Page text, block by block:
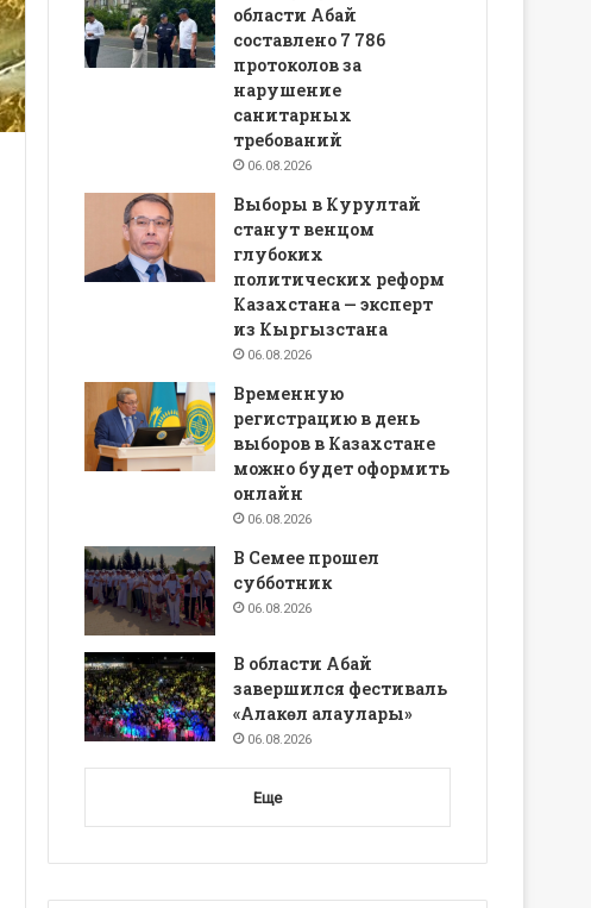
области Абай
составлено 7 786
протоколов за
нарушение
санитарных
требований
06.08.2026
Выборы в Курултай
станут венцом
глубоких
политических реформ
Казахстана — эксперт
из Кыргызстана
06.08.2026
Временную
регистрацию в день
выборов в Казахстане
можно будет оформить
онлайн
06.08.2026
В Семее прошел
субботник
06.08.2026
В области Абай
завершился фестиваль
«Алакөл алаулары»
06.08.2026
Еще